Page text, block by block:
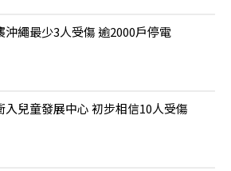
繩最少3人受傷 逾2000戶停電
兒童發展中心 初步相信10人受傷